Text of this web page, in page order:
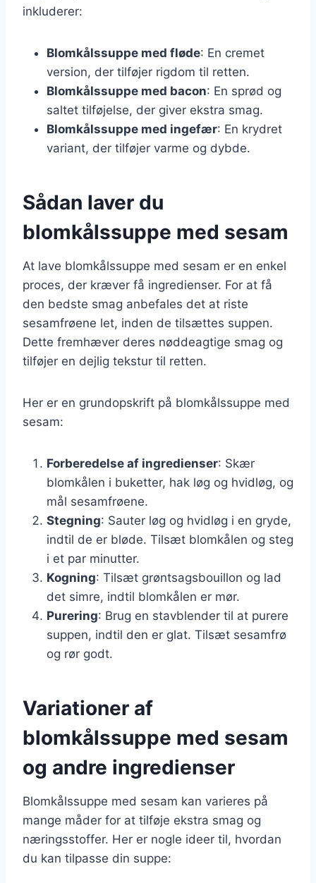
inkluderer:
Blomkålssuppe med fløde: En cremet
version, der tilføjer rigdom til retten.
Blomkålssuppe med bacon: En sprød og
saltet tilføjelse, der giver ekstra smag.
Blomkålssuppe med ingefær: En krydret
variant, der tilføjer varme og dybde.
Sådan laver du
blomkålssuppe med sesam
At lave blomkålssuppe med sesam er en enkel
proces, der kræver få ingredienser. For at få
den bedste smag anbefales det at riste
sesamfrøene let, inden de tilsættes suppen.
Dette fremhæver deres nøddeagtige smag og
tilføjer en dejlig tekstur til retten.
Her er en grundopskrift på blomkålssuppe med
sesam:
Forberedelse af ingredienser: Skær
blomkålen i buketter, hak løg og hvidløg, og
mål sesamfrøene.
Stegning: Sauter løg og hvidløg i en gryde,
indtil de er bløde. Tilsæt blomkålen og steg
i et par minutter.
Kogning: Tilsæt grøntsagsbouillon og lad
det simre, indtil blomkålen er mør.
Purering: Brug en stavblender til at purere
suppen, indtil den er glat. Tilsæt sesamfrø
og rør godt.
Variationer af
blomkålssuppe med sesam
og andre ingredienser
Blomkålssuppe med sesam kan varieres på
mange måder for at tilføje ekstra smag og
næringsstoffer. Her er nogle ideer til, hvordan
du kan tilpasse din suppe: